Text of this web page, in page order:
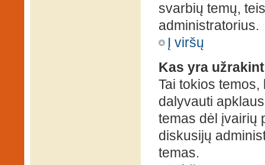
svarbių temų,
administratorius.
Į viršų
Kas yra
Tai tokios
dalyvauti
temas dėl įvairių
diskusijų
temas.